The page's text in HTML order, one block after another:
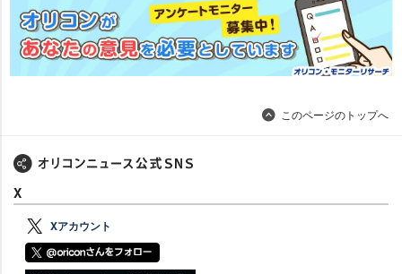
このページのトップへ
X
Xアカウント